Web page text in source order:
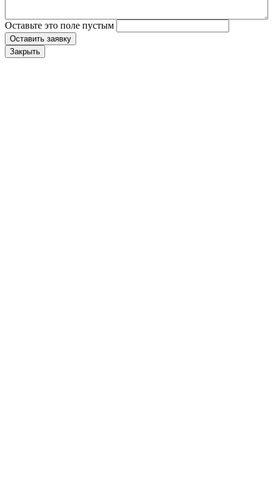
Оставьте это поле пустым
Оставить заявку
Закрыть